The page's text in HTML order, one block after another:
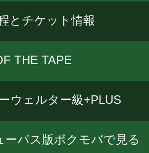
とチケット情報
THE TAPE
ウェルター級+PLUS
ーパス版ボクモバで見る